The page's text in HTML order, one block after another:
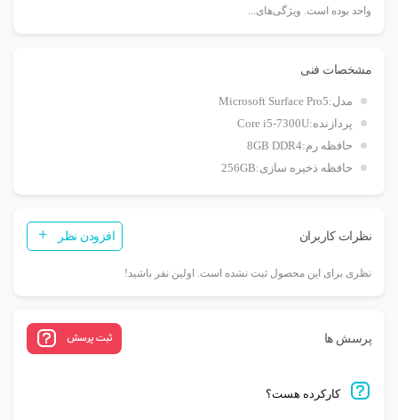
واحد بوده است. ویژگی‌های...
مشخصات فنی
مدل:Microsoft Surface Pro5
پردازنده:Core i5-7300U
حافظه رم:8GB DDR4
حافظه ذخیره سازی:256GB
نظرات کاربران افزودن نظر
نظری برای این محصول ثبت نشده است. اولین نفر باشید!
پرسش ها ثبت پرسش
کارکرده هست؟